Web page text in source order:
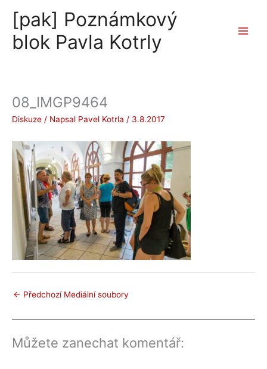
obsah
[pak] Poznámkový
blok Pavla Kotrly
08_IMGP9464
Diskuze / Napsal Pavel Kotrla / 3.8.2017
← Předchozí Mediální soubory
Můžete zanechat komentář: